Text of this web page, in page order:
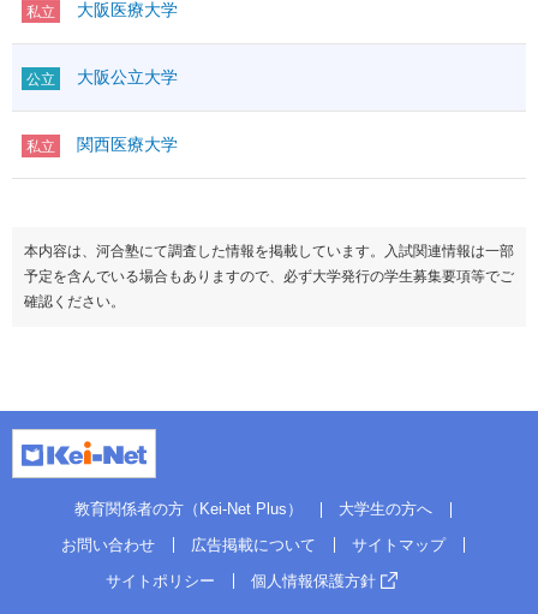
私立 大阪医療大学
公立 大阪公立大学
私立 関西医療大学
本内容は、河合塾にて調査した情報を掲載しています。入試関連情報は一部
予定を含んでいる場合もありますので、必ず大学発行の学生募集要項等でご
確認ください。
教育関係者の方（Kei-Net Plus）
大学生の方へ
お問い合わせ
広告掲載について
サイトマップ
サイトポリシー
個人情報保護方針